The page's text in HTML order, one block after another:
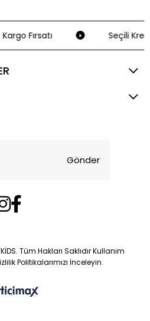
dünyasına renk ve hareket
oyunlar, okul maceraları ve
Giyim kategorimizde, U.S
Anahtarı: Boxer
U.S Polo Assn. Çocuk 3'lü
, hareket özgürlüğü sağlayarak
onların rahatça
Fırsatı Seçili
Gönder
Tüm Hakları Saklıdır Kullanım
Politikalarımızı İnceleyin.